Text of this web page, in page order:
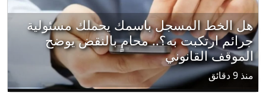
هل الخط المسجل باسمك يحملك مسئولية
جرائم ارتكبت به؟.. محامٍ بالنقض يوضح
الموقف القانوني
منذ 9 دقائق